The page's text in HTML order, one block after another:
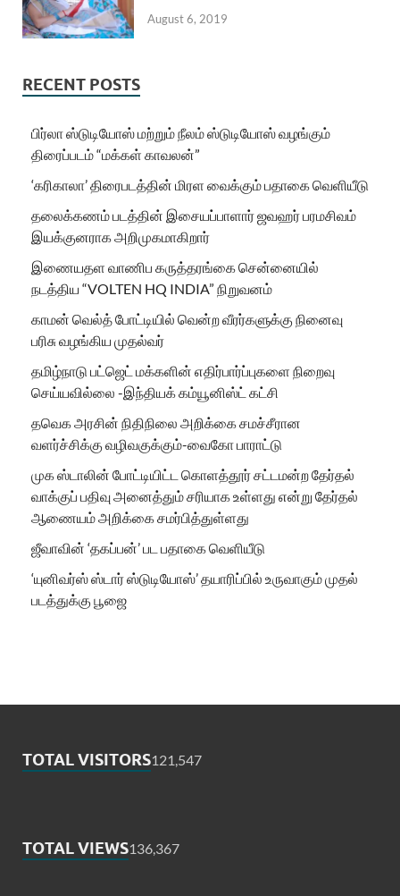
August 6, 2019
RECENT POSTS
பிர்லா ஸ்டுடியோஸ் மற்றும் நீலம் ஸ்டுடியோஸ் வழங்கும்
திரைப்படம் “மக்கள் காவலன்”
‘கரிகாலா’ திரைபடத்தின் மிரள வைக்கும் பதாகை வெளியீடு
தலைக்கணம் படத்தின் இசையப்பாளார் ஜவஹர் பரமசிவம்
இயக்குனராக அறிமுகமாகிறார்
இணையதள வாணிப கருத்தரங்கை சென்னையில்
நடத்திய “VOLTEN HQ INDIA” நிறுவனம்
காமன் வெல்த் போட்டியில் வென்ற வீரர்களுக்கு நினைவு
பரிசு வழங்கிய முதல்வர்
தமிழ்நாடு பட்ஜெட் மக்களின் எதிர்பார்ப்புகளை நிறைவு
செய்யவில்லை -இந்தியக் கம்யூனிஸ்ட் கட்சி
தவெக அரசின் நிதிநிலை அறிக்கை சமச்சீரான
வளர்ச்சிக்கு வழிவகுக்கும்-வைகோ பாராட்டு
முக ஸ்டாலின் போட்டியிட்ட கொளத்தூர் சட்டமன்ற தேர்தல்
வாக்குப் பதிவு அனைத்தும் சரியாக உள்ளது என்று தேர்தல்
ஆணையம் அறிக்கை சமர்பித்துள்ளது
ஜீவாவின் ‘தகப்பன்’ பட பதாகை வெளியீடு
‘யுனிவர்ஸ் ஸ்டார் ஸ்டுடியோஸ்’ தயாரிப்பில் உருவாகும் முதல்
படத்துக்கு பூஜை
TOTAL VISITORS121,547
TOTAL VIEWS136,367